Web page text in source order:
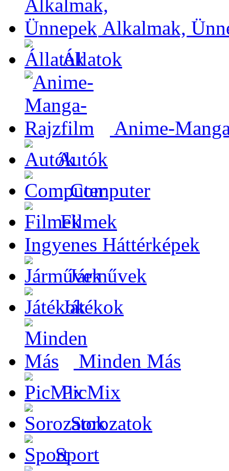
Alkalmak,
Állatok
Anime-
Autók
Computer
Filmek
Ingyenes Háttérképek
Járművek
Játékok
Minden Más
PicMix
Sorozatok
Sport